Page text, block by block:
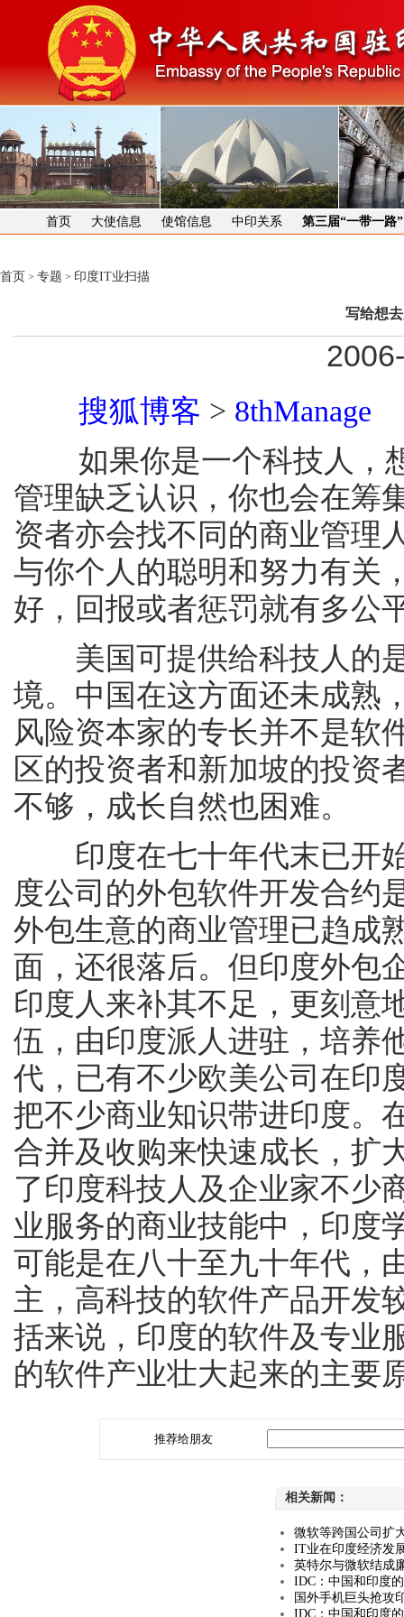
首页 大使信息 使馆信息 中印关系 第三届“一带一路
首页 > 专题 > 印度IT业扫描
写给想
搜狐博客 > 8thManage
如果你是一个科技人，想
管理缺乏认识，你也会在筹
资者亦会找不同的商业管理
与你个人的聪明和努力有关
好，回报或者惩罚就有多公
美国可提供给科技人的是
境。中国在这方面还未成熟
风险资本家的专长并不是软
区的投资者和新加坡的投资
不够，成长自然也困难。
印度在七十年代末已开始
度公司的外包软件开发合约
外包生意的商业管理已趋成
面，还很落后。但印度外包
印度人来补其不足，更刻意
伍，由印度派人进驻，培养
代，已有不少欧美公司在印
把不少商业知识带进印度。
合并及收购来快速成长，扩
了印度科技人及企业家不少
业服务的商业技能中，印度
可能是在八十至九十年代，
主，高科技的软件产品开发
括来说，印度的软件及专业
的软件产业壮大起来的主要
推荐给朋友
相关新闻：
微软等跨国公司扩
IT业在印度经济发
英特尔与微软结成
IDC：中国和印度
国外手机巨头抢攻
IDC：中国和印度